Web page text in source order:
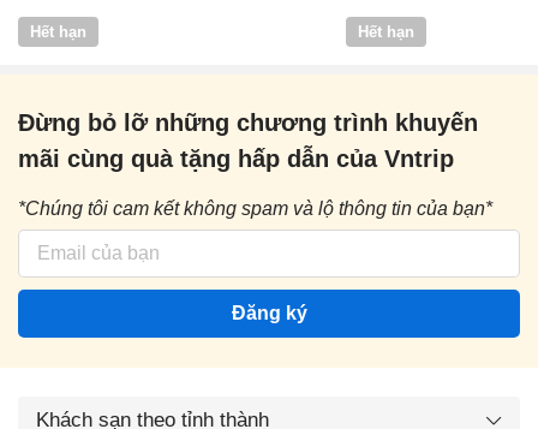
Vntrip
Hết hạn Hết hạn
Đừng bỏ lỡ những chương trình khuyến
mãi cùng quà tặng hấp dẫn của Vntrip
*Chúng tôi cam kết không spam và lộ thông tin của bạn*
Đăng ký
Khách sạn theo tỉnh thành